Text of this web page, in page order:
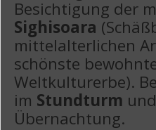
Besichtigung der
Sighisoara
mittelalterlichen
schönste
Weltkulturerbe).
im Stundturm
Übernachtung.